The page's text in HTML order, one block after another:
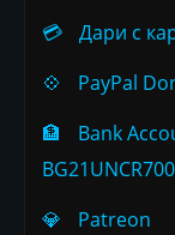
💳
Дари с
💠
PayPal
🏦
Bank
💎
Patreon